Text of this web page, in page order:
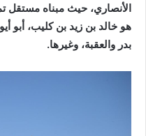
الأنصاري، حيث مبناه مستقل
هو خالد بن زيد بن كليب، أبو
بدر والعقبة، وغيرها.